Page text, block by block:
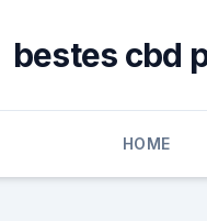
bestes cbd
HOME